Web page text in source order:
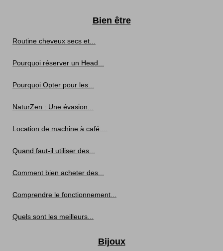
Bien être
Routine cheveux secs et...
Pourquoi réserver un Head...
Pourquoi Opter pour les...
NaturZen : Une évasion...
Location de machine à café:...
Quand faut-il utiliser des...
Comment bien acheter des...
Comprendre le fonctionnement...
Quels sont les meilleurs...
Bijoux